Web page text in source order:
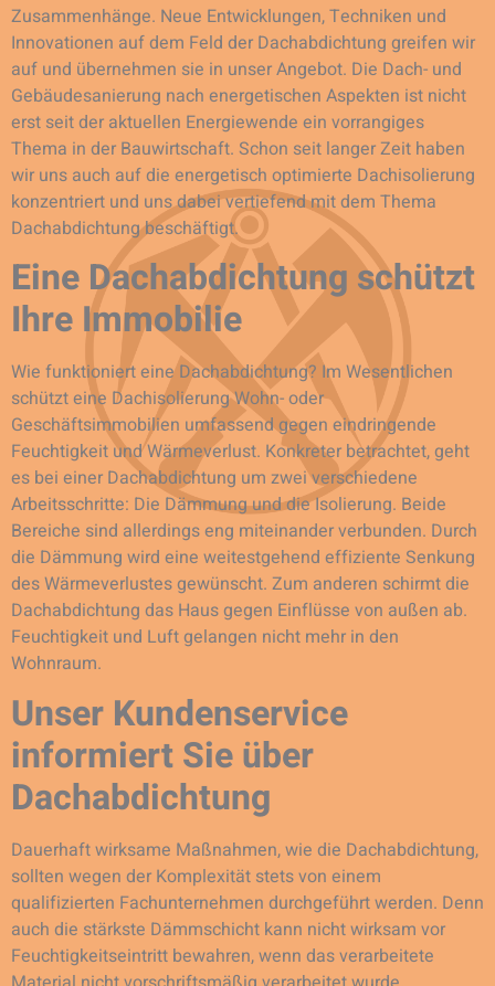
Zusammenhänge. Neue Entwicklungen, Techniken und
Innovationen auf dem Feld der Dachabdichtung greifen wir
auf und übernehmen sie in unser Angebot. Die Dach- und
Gebäudesanierung nach energetischen Aspekten ist nicht
erst seit der aktuellen Energiewende ein vorrangiges
Thema in der Bauwirtschaft. Schon seit langer Zeit haben
wir uns auch auf die energetisch optimierte Dachisolierung
konzentriert und uns dabei vertiefend mit dem Thema
Dachabdichtung beschäftigt.
Eine Dachabdichtung schützt
Ihre Immobilie
Wie funktioniert eine Dachabdichtung? Im Wesentlichen
schützt eine Dachisolierung Wohn- oder
Geschäftsimmobilien umfassend gegen eindringende
Feuchtigkeit und Wärmeverlust. Konkreter betrachtet, geht
es bei einer Dachabdichtung um zwei verschiedene
Arbeitsschritte: Die Dämmung und die Isolierung. Beide
Bereiche sind allerdings eng miteinander verbunden. Durch
die Dämmung wird eine weitestgehend effiziente Senkung
des Wärmeverlustes gewünscht. Zum anderen schirmt die
Dachabdichtung das Haus gegen Einflüsse von außen ab.
Feuchtigkeit und Luft gelangen nicht mehr in den
Wohnraum.
Unser Kundenservice
informiert Sie über
Dachabdichtung
Dauerhaft wirksame Maßnahmen, wie die Dachabdichtung,
sollten wegen der Komplexität stets von einem
qualifizierten Fachunternehmen durchgeführt werden. Denn
auch die stärkste Dämmschicht kann nicht wirksam vor
Feuchtigkeitseintritt bewahren, wenn das verarbeitete